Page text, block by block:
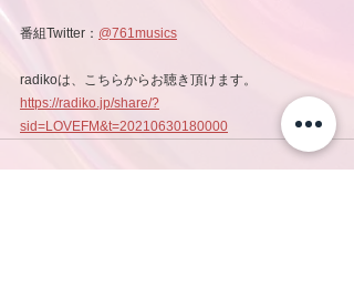
番組Twitter： @761musics
radikoは、こちらからお聴き頂けます。
https://radiko.jp/share/?
sid=LOVEFM&t=20210630180000